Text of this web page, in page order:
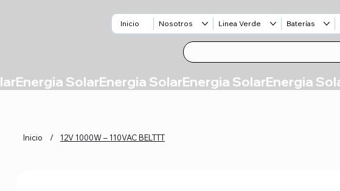
Inicio Nosotros Linea Verde Baterías
Inicio / 12V 1000W – 110VAC BELTTT